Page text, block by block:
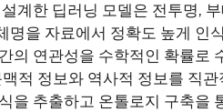
계한 딥러닝 모델은 전투명,
을 자료에서 정확도 높게 인
의 연관성을 수학적인 확률로
적 정보와 역사적 정보를 직
을 추출하고 온톨로지 구축을